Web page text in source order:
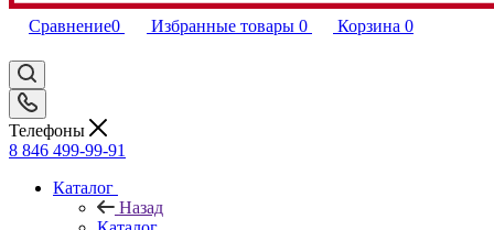
Сравнение0 Избранные товары 0 Корзина 0
Телефоны
8 846 499-99-91
Каталог
Назад